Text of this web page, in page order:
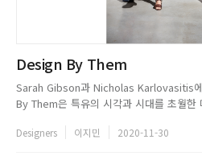
Design By Them
Sarah Gibson과 Nicholas Karlovasitis
By Them은 특유의 시각과 시대를 초월한
잡았다. 호주에 본사를 둔 스튜디오는 호주
Designers 이지민 2020-11-30